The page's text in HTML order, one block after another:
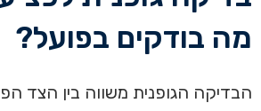
מה בודקים בפועל?
הבדיקה הגופנית משווה בין הצד